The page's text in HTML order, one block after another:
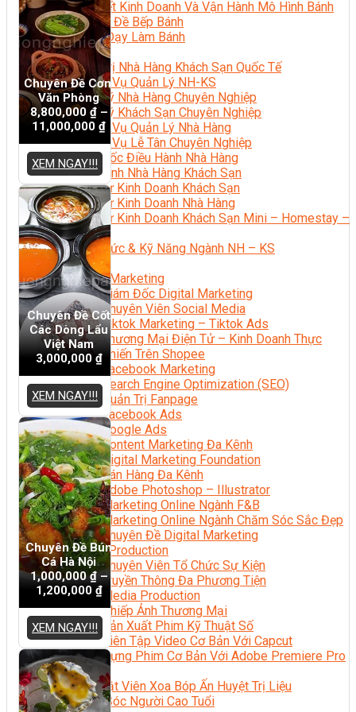
Bí Quyết Kinh Doanh Và Vận Hành Mô Hình Bánh
Chuyên Đề Bếp Bánh
Video Dạy Làm Bánh
Quản Trị NHKS
Quản Trị Nhà Hàng Khách Sạn Quốc Tế
Nghiệp Vụ Quản Lý NH-KS
Quản Lý Nhà Hàng Chuyên Nghiệp
Quản Lý Khách Sạn Chuyên Nghiệp
Nghiệp Vụ Quản Lý Nhà Hàng
Nghiệp Vụ Lễ Tân Chuyên Nghiệp
Giám Đốc Điều Hành Nhà Hàng
Tiếng Anh Nhà Hàng Khách Sạn
Khởi Sự Kinh Doanh Khách Sạn
Khởi Sự Kinh Doanh Nhà Hàng
Khởi Sự Kinh Doanh Khách Sạn Mini – Homestay –
AirBnB
Kiến Thức & Kỹ Năng Ngành NH – KS
Marketing
Digital Marketing
Giám Đốc Digital Marketing
Chuyên Viên Social Media
Tiktok Marketing – Tiktok Ads
Thương Mại Điện Tử – Kinh Doanh Thực
Chiến Trên Shopee
Facebook Marketing
Search Engine Optimization (SEO)
Quản Trị Fanpage
Facebook Ads
Google Ads
Content Marketing Đa Kênh
Digital Marketing Foundation
Bán Hàng Đa Kênh
Adobe Photoshop – Illustrator
Marketing Online Ngành F&B
Marketing Online Ngành Chăm Sóc Sắc Đẹp
Chuyên Đề Digital Marketing
Media Production
Chuyên Viên Tổ Chức Sự Kiện
Truyền Thông Đa Phương Tiện
Media Production
Nhiếp Ảnh Thương Mại
Sản Xuất Phim Kỹ Thuật Số
Biên Tập Video Cơ Bản Với Capcut
Dựng Phim Cơ Bản Với Adobe Premiere Pro
Sức Khỏe
Kỹ Thuật Viên Xoa Bóp Ấn Huyệt Trị Liệu
Chăm Sóc Người Cao Tuổi
Chuyên Đề Cơm
Văn Phòng
8,800,000 ₫–
11,000,000 ₫
XEM NGAY!!!
Chuyên Đề Cốt
Các Dòng Lẩu
Việt Nam
3,000,000 ₫
XEM NGAY!!!
Chuyên Đề Bún
Cá Hà Nội
1,000,000₫–
1,200,000 ₫
XEM NGAY!!!